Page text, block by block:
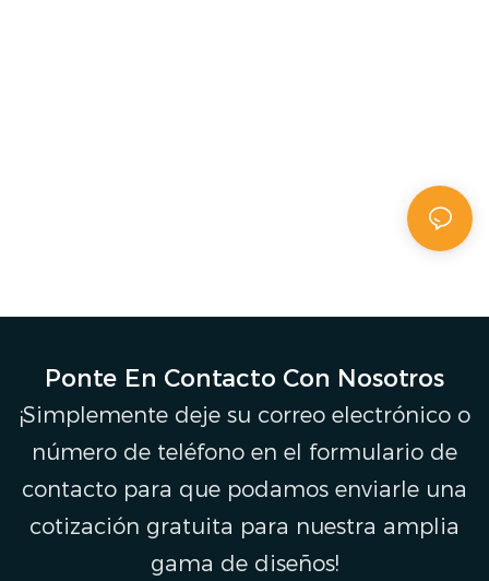
Ponte En Contacto Con Nosotros
¡Simplemente deje su correo electrónico o
número de teléfono en el formulario de
contacto para que podamos enviarle una
cotización gratuita para nuestra amplia
gama de diseños!